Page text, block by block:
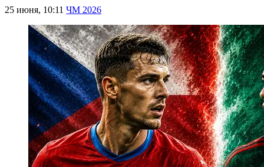
25 июня, 10:11 ЧМ 2026